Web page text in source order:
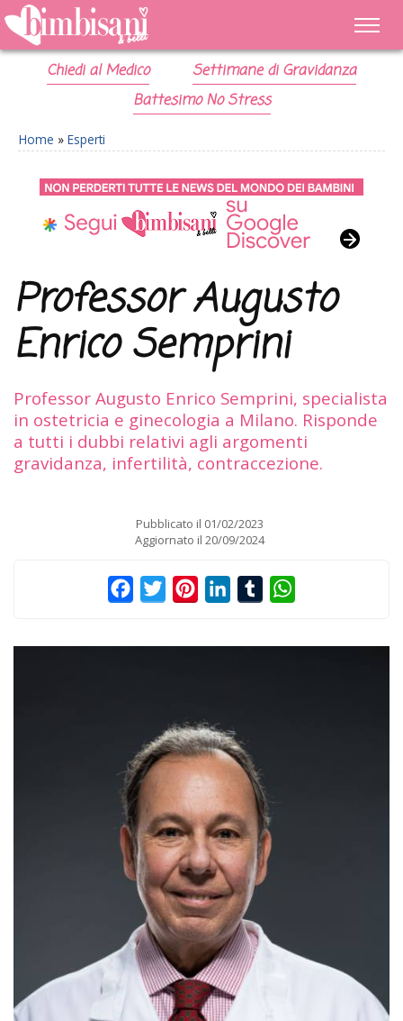
Chiedi al Medico
Settimane di Gravidanza
Battesimo No Stress
Home » Esperti
Professor Augusto
Enrico Semprini
Professor Augusto Enrico Semprini, specialista
in ostetricia e ginecologia a Milano. Risponde
a tutti i dubbi relativi agli argomenti
gravidanza, infertilità, contraccezione.
Pubblicato il 01/02/2023
Aggiornato il 20/09/2024
FacebookTwitterPinterestLinkedInTumblr